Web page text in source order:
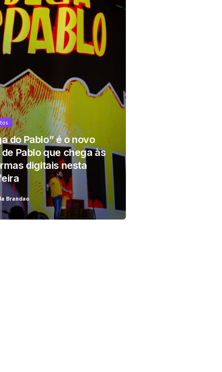
do Pablo” é o novo
Pablo que chega às
digitais nesta
Brandao